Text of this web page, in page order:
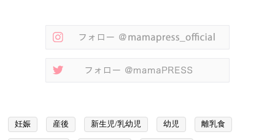
妊娠 産後 新生児/乳幼児 幼児 離乳食